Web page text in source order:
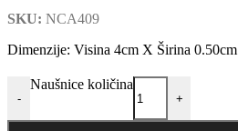
SKU: NCA409
Dimenzije: Visina 4cm X Širina 0.50cm
-
Naušnice količina
+